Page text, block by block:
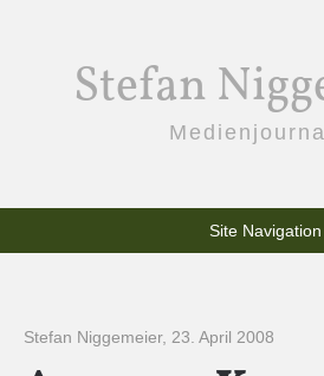
Stefan
Site Navigation
Stefan Niggemeier, 23. April 2008